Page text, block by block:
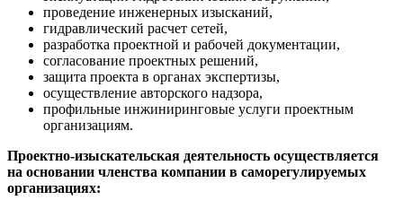
проведение инженерных изысканий,
гидравлический расчет сетей,
разработка проектной и рабочей документации,
согласование проектных решений,
защита проекта в органах экспертизы,
осуществление авторского надзора,
профильные инжиниринговые услуги проектным
организациям.
Проектно-изыскательская деятельность осуществляется
на основании членства компании в саморегулируемых
организациях: